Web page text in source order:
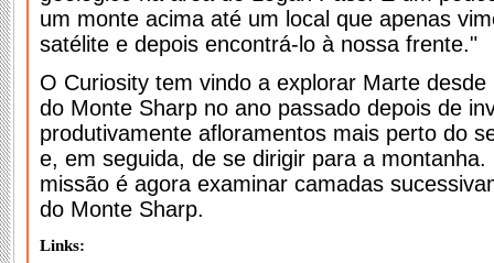
um monte acima até um local que apenas
satélite e depois encontrá-lo à nossa frente."
O Curiosity tem vindo a explorar Marte
do Monte Sharp no ano passado depois de
produtivamente afloramentos mais perto do
e, em seguida, de se dirigir para a
missão é agora examinar camadas
do Monte Sharp.
Links: